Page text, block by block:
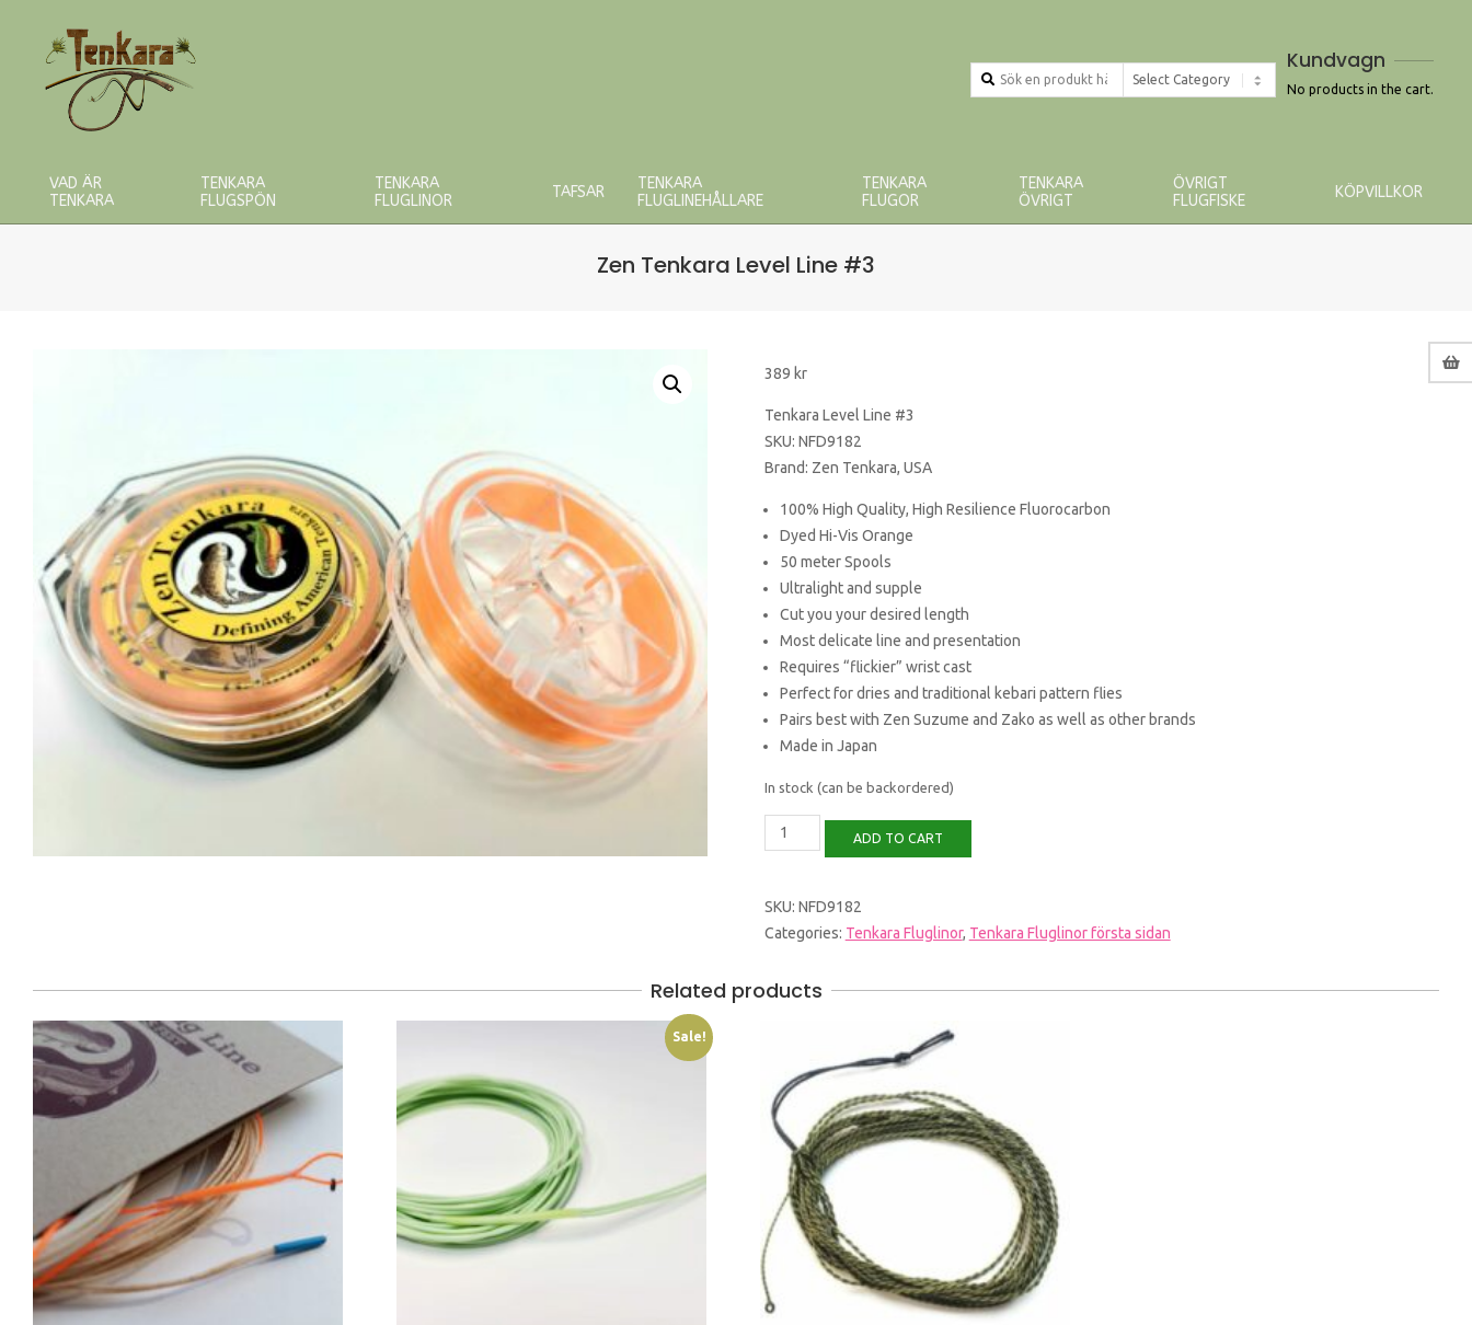
content
Products
Kundvagn
No products in the cart.
Primary
Navigation
VAD ÄR
TENKARA
TENKARA
FLUGSPÖN
TENKARA
FLUGLINOR
TAFSAR
TENKARA
FLUGLINEHÅLLARE
TENKARA
FLUGOR
TENKARA
ÖVRIGT
ÖVRIGT
FLUGFISKE
KÖPVILLKOR
Zen Tenkara Level Line #3
389 kr
Tenkara Level Line #3
SKU: NFD9182
Brand: Zen Tenkara, USA
100% High Quality, High Resilience Fluorocarbon
Dyed Hi-Vis Orange
50 meter Spools
Ultralight and supple
Cut you your desired length
Most delicate line and presentation
Requires “flickier” wrist cast
Perfect for dries and traditional kebari pattern flies
Pairs best with Zen Suzume and Zako as well as other brands
Made in Japan
In stock (can be backordered)
Zen
Tenkara
#3
quantity
ADD TO CART
SKU: NFD9182
Categories: Tenkara Fluglinor, Tenkara Fluglinor första sidan
Related products
Sale!